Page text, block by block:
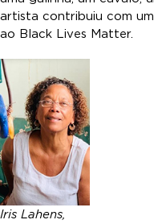
artista contribuiu com
ao Black Lives Matter.
Iris Lahens,